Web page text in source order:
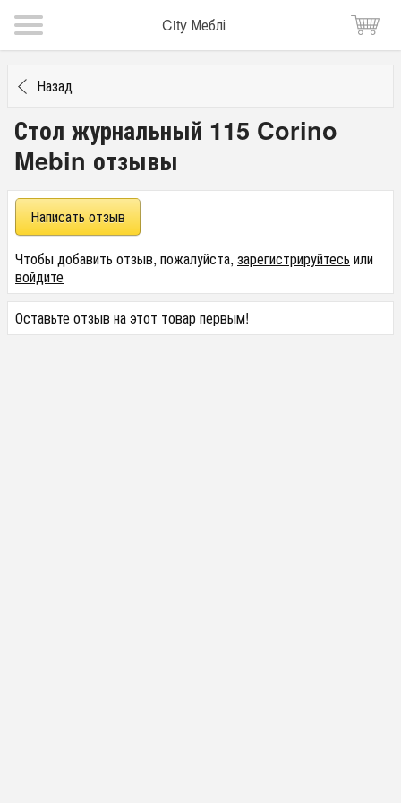
City Меблі
Назад
Стол журнальный 115 Corino
Mebin отзывы
Написать отзыв
Чтобы добавить отзыв, пожалуйста, зарегистрируйтесь или
войдите
Оставьте отзыв на этот товар первым!